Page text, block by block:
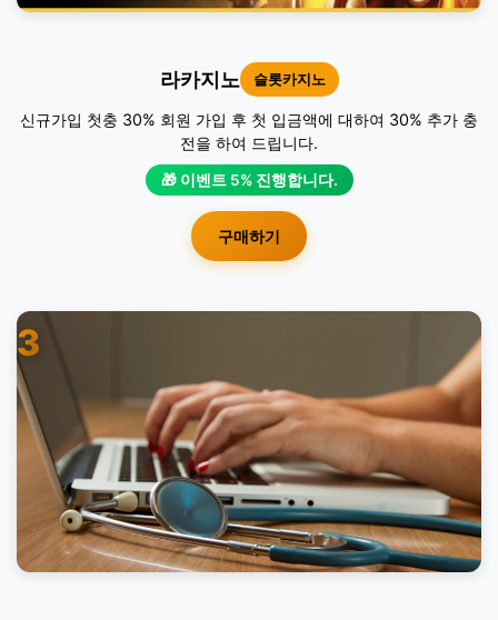
라카지노 슬롯카지노
신규가입 첫충 30% 회원 가입 후 첫 입금액에 대하여 30% 추가 충
전을 하여 드립니다.
🎁 이벤트 5% 진행합니다.
구매하기
3